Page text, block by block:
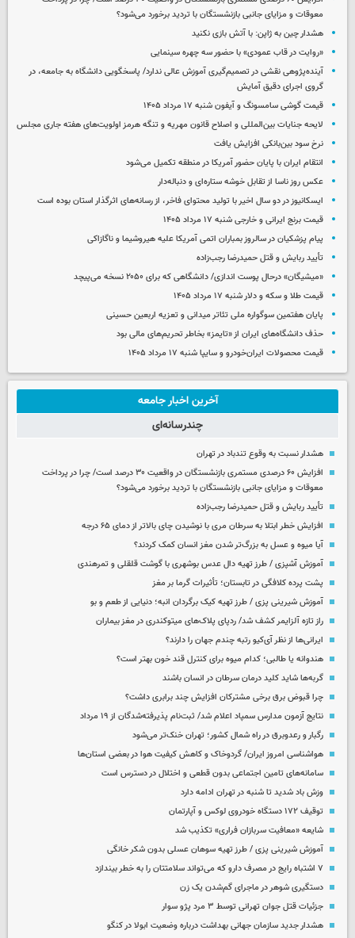
معوقات و مزایای جانبی بازنشستگان با تردید برخورد می‌شود؟
هشدار چین به ژاپن: با آتش بازی نکنید
«روایت در قاب عمودی» با حضور سه چهره سینمایی
آینده‌پژوهی نقشی در تصمیم‌گیری آموزش عالی ندارد/ پاسخگویی دانشگاه به جامعه، در
گروی اجرای دقیق آمایش
قیمت گوشی سامسونگ و آیفون شنبه ۱۷ مرداد ۱۴۰۵
لایحه جنایات بین‌المللی و اصلاح قانون مهریه و تنگه هرمز اولویت‌های هفته جاری مجلس
نرخ سود بین‌بانکی افزایش یافت
انتقام ایران با پایان حضور آمریکا در منطقه تکمیل می‌شود
عکس روز ناسا از تقابل خوشه ستاره‌ای و دنباله‌دار
ایسکانیوز در دو سال اخیر با تولید محتوای فاخر، از رسانه‌های اثرگذار استان بوده است
قیمت برنج ایرانی و خارجی شنبه ۱۷ مرداد ۱۴۰۵
پیام پزشکیان در سالروز بمباران اتمی آمریکا علیه هیروشیما و ناگازاکی
تأیید ربایش و قتل حمیدرضا رجب‌زاده
«میشیگان» درحال پوست اندازی/ دانشگاهی که برای ۲۰۵۰ نسخه می‌پیچد
قیمت طلا و سکه و دلار شنبه ۱۷ مرداد ۱۴۰۵
پایان هفتمین سوگواره ملی تئاتر میدانی و تعزیه اربعین حسینی
حذف دانشگاه‌های ایران از «تایمز» بخاطر تحریم‌های مالی بود
قیمت محصولات ایران‌خودرو و سایپا شنبه ۱۷ مرداد ۱۴۰۵
آخرین اخبار جامعه
چندرسانه‌ای
هشدار نسبت به وقوع تندباد در تهران
افزایش ۶۰ درصدی مستمری‌ بازنشستگان در واقعیت ۳۰ درصد است/ چرا در پرداخت
معوقات و مزایای جانبی بازنشستگان با تردید برخورد می‌شود؟
تأیید ربایش و قتل حمیدرضا رجب‌زاده
افزایش خطر ابتلا به سرطان مری با نوشیدن چای بالاتر از دمای ۶۵ درجه
آیا میوه و عسل به بزرگ‌تر شدن مغز انسان کمک کردند؟
آموزش آشپزی / طرز تهیه دال عدس بوشهری با گوشت قلقلی و تمرهندی
پشت پرده کلافگی در تابستان؛ تأثیرات گرما بر مغز
آموزش شیرینی پزی / طرز تهیه کیک برگردان انبه؛ دنیایی از طعم و بو
راز تازه آلزایمر کشف شد/ ردپای پلاک‌های میتوکندری در مغز بیماران
ایرانی‌ها از نظر آی‌کیو رتبه چندم جهان را دارند؟
هندوانه یا طالبی؛ کدام‌ میوه برای کنترل قند خون بهتر است؟
گربه‌ها شاید کلید درمان سرطان در انسان باشند
چرا قبوض برق برخی مشترکان افزایش چند برابری داشت؟
نتایج آزمون مدارس سمپاد اعلام شد/ ثبت‌نام پذیرفته‌شدگان از ۱۹ مرداد
رگبار و رعدوبرق در راه شمال کشور؛ تهران خنک‌تر می‌شود
هواشناسی امروز ایران/ گردوخاک و کاهش کیفیت هوا در بعضی استان‌ها
سامانه‌های تامین اجتماعی بدون قطعی و اختلال در دسترس است
وزش باد شدید تا شنبه در تهران ادامه دارد
توقیف ۱۷۲ دستگاه خودروی لوکس و آپارتمان
شایعه «معافیت سربازان فراری» تکذیب شد
آموزش شیرینی پزی / طرز تهیه سوهان عسلی بدون شکر خانگی
۷ اشتباه رایج در مصرف دارو که می‌تواند سلامتتان را به خطر بیندازد
دستگیری شوهر در ماجرای گم‌شدن یک زن
جزئیات قتل جوان تهرانی توسط ۳ مرد پژو سوار
هشدار جدید سازمان جهانی بهداشت درباره وضعیت ابولا در کنگو